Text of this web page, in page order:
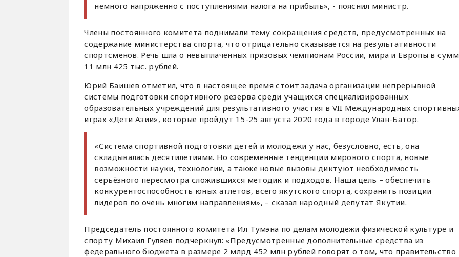
немного напряженно с поступлениями налога на прибыль», - пояснил министр.
Члены постоянного комитета поднимали тему сокращения средств, предусмотренных на
содержание министерства спорта, что отрицательно сказывается на результативности
спортсменов. Речь шла о невыплаченных призовых чемпионам России, мира и Европы в
11 млн 425 тыс. рублей.
Юрий Баишев отметил, что в настоящее время стоит задача организации непрерывной
системы подготовки спортивного резерва среди учащихся специализированных
образовательных учреждений для результативного участия в VII Международных
играх «Дети Азии», которые пройдут 15-25 августа 2020 года в городе Улан-Батор.
«Система спортивной подготовки детей и молодёжи у нас, безусловно, есть, она
складывалась десятилетиями. Но современные тенденции мирового спорта, новые
возможности науки, технологии, а также новые вызовы диктуют необходимость
серьёзного пересмотра сложившихся методик и подходов. Наша цель – обеспечить
конкурентоспособность юных атлетов, всего якутского спорта, сохранить позиции
лидеров по очень многим направлениям», – сказал народный депутат Якутии.
Председатель постоянного комитета Ил Тумэна по делам молодежи физической культуре и
спорту Михаил Гуляев подчеркнул: «Предусмотренные дополнительные средства из
федерального бюджета в размере 2 млрд 452 млн рублей говорят о том, что правительство